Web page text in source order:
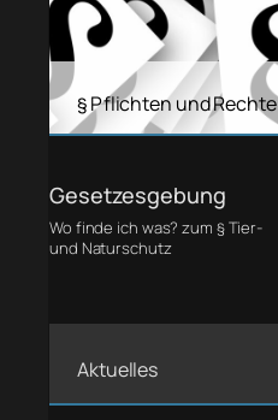
§ Pflichten und Rechte
Gesetzesgebung
Wo finde ich was? zum § Tier-
und Naturschutz
Aktuelles